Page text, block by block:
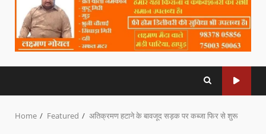
Home Featured अतिक्रमण हटाने के बावजूद सड़क पर कब्जा फिर से शुरू